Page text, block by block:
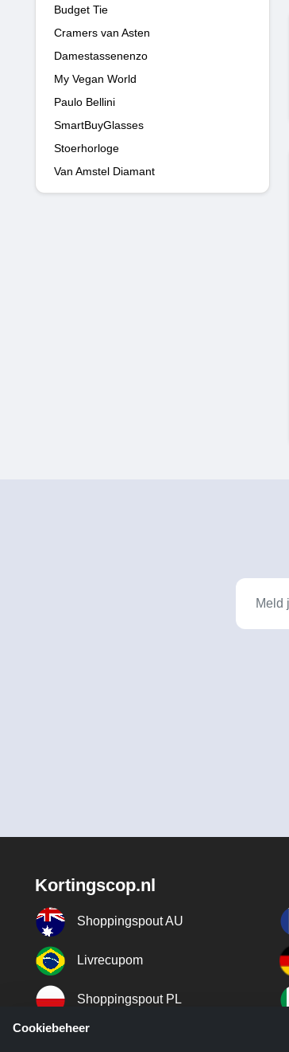
Budget Tie
Cramers van Asten
Damestassenenzo
My Vegan World
Paulo Bellini
SmartBuyGlasses
Stoerhorloge
Van Amstel Diamant
Kortingscop.nl
Shoppingspout AU
Livrecupom
Shoppingspout PL
Cookiebeheer